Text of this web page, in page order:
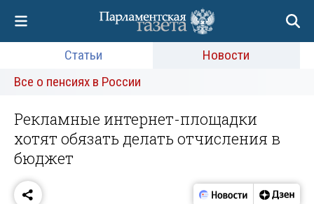
Статьи
Новости
Все о пенсиях в России
Рекламные интернет-площадки
хотят обязать делать отчисления в
бюджет